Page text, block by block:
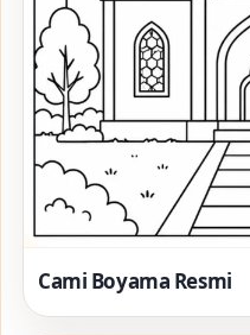
Cami Boyama Resmi